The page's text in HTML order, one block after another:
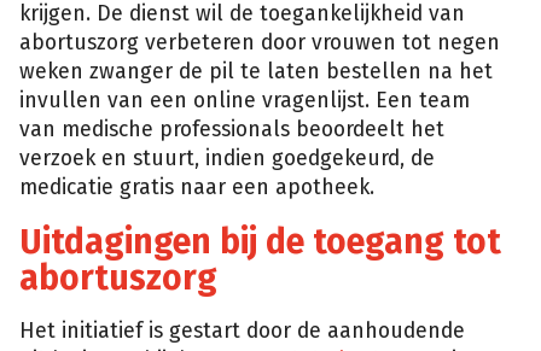
krijgen. De dienst wil de toegankelijkheid van
abortuszorg verbeteren door vrouwen tot negen
weken zwanger de pil te laten bestellen na het
invullen van een online vragenlijst. Een team
van medische professionals beoordeelt het
verzoek en stuurt, indien goedgekeurd, de
medicatie gratis naar een apotheek.
Uitdagingen bij de toegang tot
abortuszorg
Het initiatief is gestart door de aanhoudende